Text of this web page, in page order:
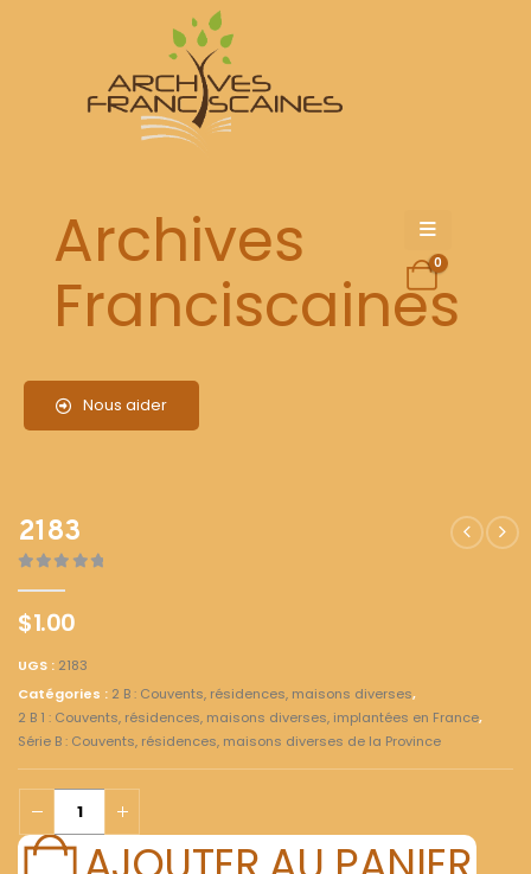
Archives
Franciscaines
Nous aider
0
2183
$1.00
UGS : 2183
Catégories : 2 B : Couvents, résidences, maisons diverses,
2 B 1 : Couvents, résidences, maisons diverses, implantées en France,
Série B : Couvents, résidences, maisons diverses de la Province